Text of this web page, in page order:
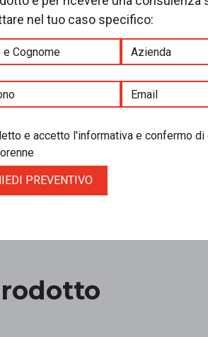
nel tuo caso specifico:
e accetto l'informativa e confermo